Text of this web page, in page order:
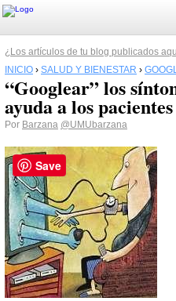
¿Los artículos de tu blog publicados
INICIO › SALUD Y BIENESTAR ›
“Googlear” los
ayuda a los
Por Barzana @UMUbarzana
Save